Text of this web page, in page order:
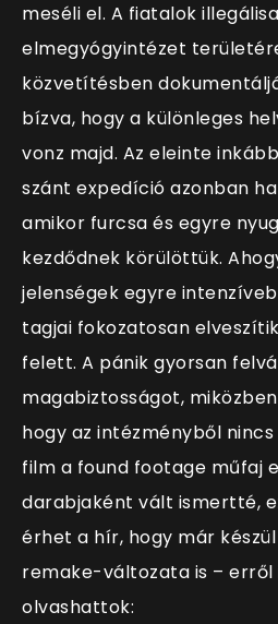
meséli el. A fiatalok
elmegyógyintézet
közvetítésben
bízva, hogy a különleges
vonz majd. Az eleinte
szánt expedíció azonban
amikor furcsa és egyre
kezdődnek körülöttük.
jelenségek egyre
tagjai fokozatosan
felett. A pánik gyorsan
magabiztosságot,
hogy az intézményből
film a found footage műfaj
darabjaként vált ismertté,
érhet a hír, hogy már
remake-változata is –
olvashattok: